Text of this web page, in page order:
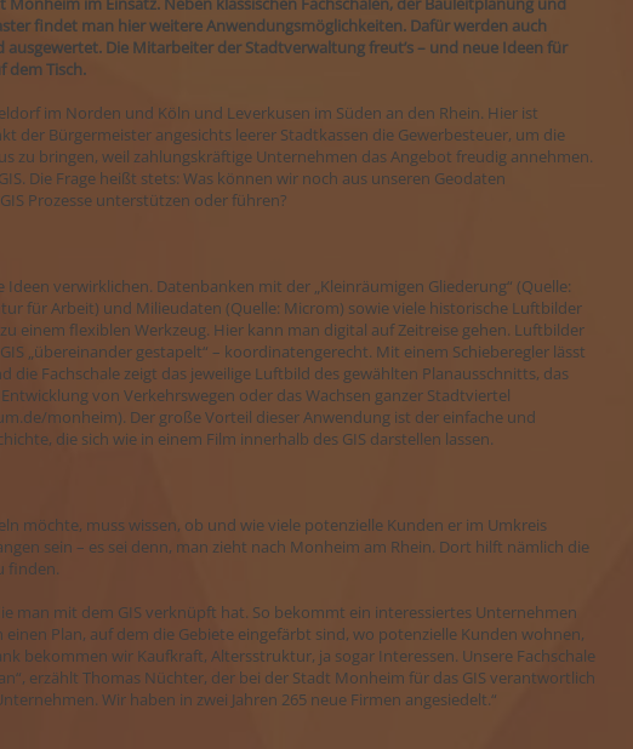
findet man hier weitere Anwendungsmöglichkeiten. Dafür werden auch
Die Mitarbeiter der Stadtverwaltung freut’s – und neue Ideen für
dem Tisch.
im Norden und Köln und Leverkusen im Süden an den Rhein. Hier ist
der Bürgermeister angesichts leerer Stadtkassen die Gewerbesteuer, um die
zu bringen, weil zahlungskräftige Unternehmen das Angebot freudig annehmen.
Die Frage heißt stets: Was können wir noch aus unseren Geodaten
Prozesse unterstützen oder führen?
verwirklichen. Datenbanken mit der „Kleinräumigen Gliederung“ (Quelle:
für Arbeit) und Milieudaten (Quelle: Microm) sowie viele historische Luftbilder
einem flexiblen Werkzeug. Hier kann man digital auf Zeitreise gehen. Luftbilder
„übereinander gestapelt“ – koordinatengerecht. Mit einem Schieberegler lässt
die Fachschale zeigt das jeweilige Luftbild des gewählten Planausschnitts, das
von Verkehrswegen oder das Wachsen ganzer Stadtviertel
monheim). Der große Vorteil dieser Anwendung ist der einfache und
die sich wie in einem Film innerhalb des GIS darstellen lassen.
möchte, muss wissen, ob und wie viele potenzielle Kunden er im Umkreis
sein – es sei denn, man zieht nach Monheim am Rhein. Dort hilft nämlich die
finden.
man mit dem GIS verknüpft hat. So bekommt ein interessiertes Unternehmen
Plan, auf dem die Gebiete eingefärbt sind, wo potenzielle Kunden wohnen,
bekommen wir Kaufkraft, Altersstruktur, ja sogar Interessen. Unsere Fachschale
erzählt Thomas Nüchter, der bei der Stadt Monheim für das GIS verantwortlich
Wir haben in zwei Jahren 265 neue Firmen angesiedelt.“